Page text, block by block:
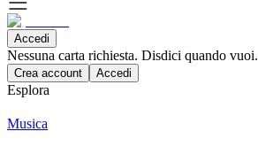
Accedi
Nessuna carta richiesta. Disdici quando vuoi.
Crea account Accedi
Esplora
Musica